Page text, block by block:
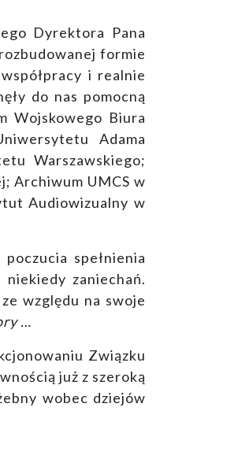
Dyrektora Pana
formie
i realnie
do nas pomocną
Wojskowego Biura
Adama
Warszawskiego;
Archiwum UMCS w
Audiowizualny w
spełnienia
zaniechań.
względu na swoje
…
Związku
już z szeroką
wobec dziejów